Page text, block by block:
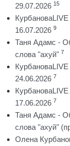
29.07.2026 15
16.07.2026 9
Таня Адамс -
слова "ахуй" 7
24.06.2026 7
17.06.2026 7
Таня Адамс -
слова "ахуй"
Олена